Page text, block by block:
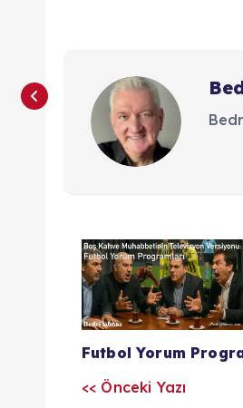
Y
a
z
Futbol Yorum
<< Önceki Yazı